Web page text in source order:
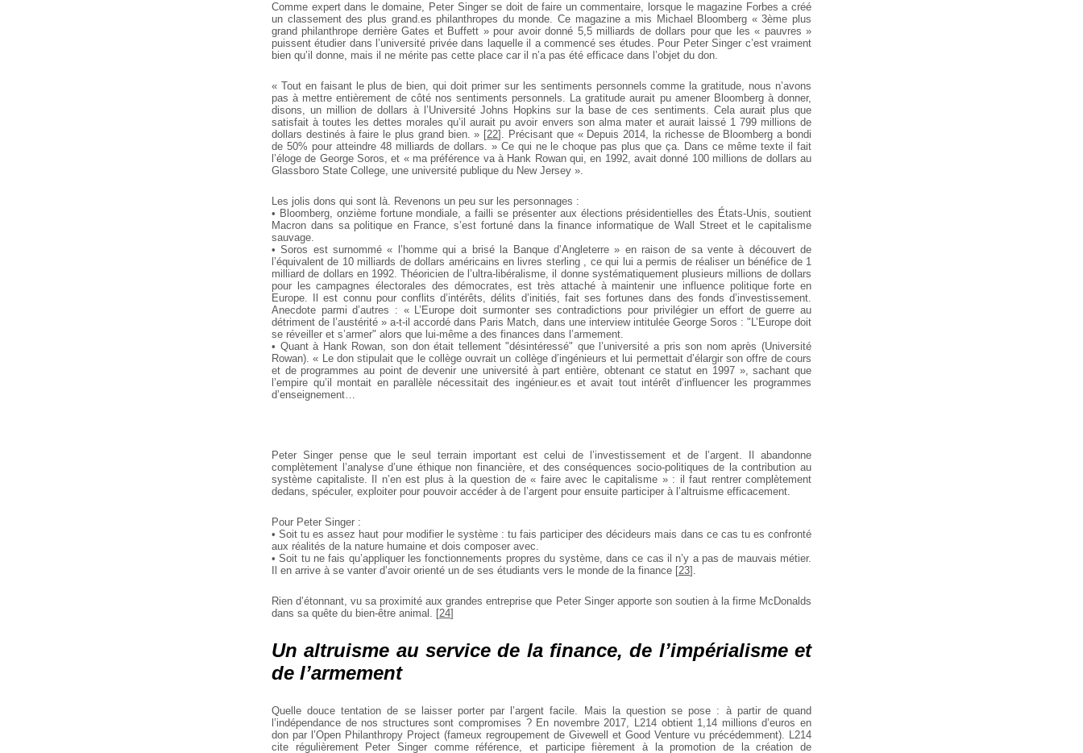
Comme expert dans le domaine, Peter Singer se doit de faire un commentaire, lorsque le magazine Forbes a créé
un classement des plus grand.es philanthropes du monde. Ce magazine a mis Michael Bloomberg « 3ème plus
grand philanthrope derrière Gates et Buffett » pour avoir donné 5,5 milliards de dollars pour que les « pauvres »
puissent étudier dans l’université privée dans laquelle il a commencé ses études. Pour Peter Singer c’est vraiment
bien qu’il donne, mais il ne mérite pas cette place car il n’a pas été efficace dans l’objet du don.
« Tout en faisant le plus de bien, qui doit primer sur les sentiments personnels comme la gratitude, nous n’avons
pas à mettre entièrement de côté nos sentiments personnels. La gratitude aurait pu amener Bloomberg à donner,
disons, un million de dollars à l’Université Johns Hopkins sur la base de ces sentiments. Cela aurait plus que
satisfait à toutes les dettes morales qu’il aurait pu avoir envers son alma mater et aurait laissé 1 799 millions de
dollars destinés à faire le plus grand bien. » [22] . Précisant que « Depuis 2014, la richesse de Bloomberg a bondi
de 50% pour atteindre 48 milliards de dollars. » Ce qui ne le choque pas plus que ça. Dans ce même texte il fait
l’éloge de George Soros, et « ma préférence va à Hank Rowan qui, en 1992, avait donné 100 millions de dollars au
Glassboro State College, une université publique du New Jersey ».
Les jolis dons qui sont là. Revenons un peu sur les personnages :
• Bloomberg, onzième fortune mondiale, a failli se présenter aux élections présidentielles des États-Unis, soutient
Macron dans sa politique en France, s’est fortuné dans la finance informatique de Wall Street et le capitalisme
sauvage.
• Soros est surnommé « l’homme qui a brisé la Banque d’Angleterre » en raison de sa vente à découvert de
l’équivalent de 10 milliards de dollars américains en livres sterling , ce qui lui a permis de réaliser un bénéfice de 1
milliard de dollars en 1992. Théoricien de l’ultra-libéralisme, il donne systématiquement plusieurs millions de dollars
pour les campagnes électorales des démocrates, est très attaché à maintenir une influence politique forte en
Europe. Il est connu pour conflits d’intérêts, délits d’initiés, fait ses fortunes dans des fonds d’investissement.
Anecdote parmi d’autres : « L’Europe doit surmonter ses contradictions pour privilégier un effort de guerre au
détriment de l’austérité » a-t-il accordé dans Paris Match, dans une interview intitulée George Soros : "L’Europe doit
se réveiller et s’armer" alors que lui-même a des finances dans l’armement.
• Quant à Hank Rowan, son don était tellement "désintéressé" que l’université a pris son nom après (Université
Rowan). « Le don stipulait que le collège ouvrait un collège d’ingénieurs et lui permettait d’élargir son offre de cours
et de programmes au point de devenir une université à part entière, obtenant ce statut en 1997 », sachant que
l’empire qu’il montait en parallèle nécessitait des ingénieur.es et avait tout intérêt d’influencer les programmes
d’enseignement…
Peter Singer pense que le seul terrain important est celui de l’investissement et de l’argent. Il abandonne
complètement l’analyse d’une éthique non financière, et des conséquences socio-politiques de la contribution au
système capitaliste. Il n’en est plus à la question de « faire avec le capitalisme » : il faut rentrer complètement
dedans, spéculer, exploiter pour pouvoir accéder à de l’argent pour ensuite participer à l’altruisme efficacement.
Pour Peter Singer :
• Soit tu es assez haut pour modifier le système : tu fais participer des décideurs mais dans ce cas tu es confronté
aux réalités de la nature humaine et dois composer avec.
• Soit tu ne fais qu’appliquer les fonctionnements propres du système, dans ce cas il n’y a pas de mauvais métier.
Il en arrive à se vanter d’avoir orienté un de ses étudiants vers le monde de la finance [23] .
Rien d’étonnant, vu sa proximité aux grandes entreprise que Peter Singer apporte son soutien à la firme McDonalds
dans sa quête du bien-être animal. [24]
Un altruisme au service de la finance, de l’impérialisme et
de l’armement
Quelle douce tentation de se laisser porter par l’argent facile. Mais la question se pose : à partir de quand
l’indépendance de nos structures sont compromises ? En novembre 2017, L214 obtient 1,14 millions d’euros en
don par l’Open Philanthropy Project (fameux regroupement de Givewell et Good Venture vu précédemment). L214
cite régulièrement Peter Singer comme référence, et participe fièrement à la promotion de la création de